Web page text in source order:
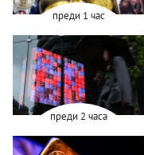
преди 1 час
преди 2 часа